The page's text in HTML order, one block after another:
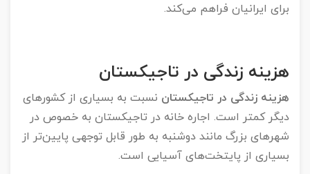
برای ایرانیان فراهم می‌کند.
هزینه زندگی در تاجیکستان
هزینه زندگی در تاجیکستان نسبت به بسیاری از کشورهای
دیگر کمتر است. اجاره خانه در تاجیکستان به خصوص در
شهرهای بزرگ مانند دوشنبه به طور قابل توجهی پایین‌تر از
بسیاری از پایتخت‌های آسیایی است.